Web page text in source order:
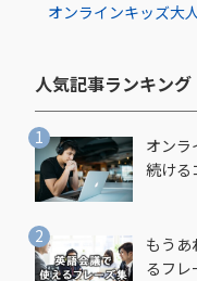
オンラインキッズ大
人気記事ランキング​
オンラ
続ける
もうあ
るフレ